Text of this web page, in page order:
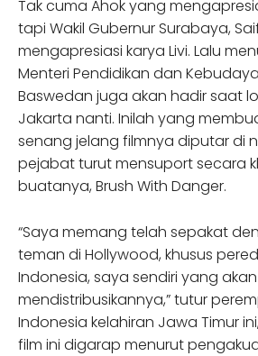
Tak cuma Ahok yang
tapi Wakil Gubernur Surabaya,
mengapresiasi karya Livi. Lalu
Menteri Pendidikan dan
Baswedan juga akan hadir saat
Jakarta nanti. Inilah yang
senang jelang filmnya diputar di
pejabat turut mensuport secara
buatanya, Brush With Danger.
“Saya memang telah sepakat
teman di Hollywood, khusus
Indonesia, saya sendiri yang akan
mendistribusikannya,” tutur
Indonesia kelahiran Jawa Timur
film ini digarap menurut